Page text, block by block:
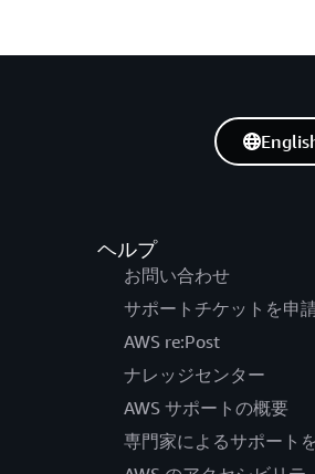
ヘルプ
お問い合わせ
サポートチケットを申
AWS re:Post
ナレッジセンター
AWS サポートの概要
専門家によるサポート